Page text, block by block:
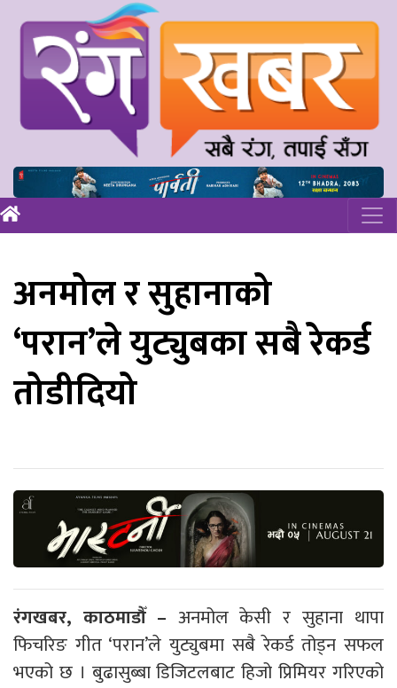
अनमोल र सुहानाको
‘परान’ले युट्युबका सबै रेकर्ड
तोडीदियो
रंगखबर, काठमाडौँ – अनमोल केसी र सुहाना थापा
फिचरिङ गीत ‘परान’ले युट्युबमा सबै रेकर्ड तोड्न सफल
भएको छ । बुढासुब्बा डिजिटलबाट हिजो प्रिमियर गरिएको